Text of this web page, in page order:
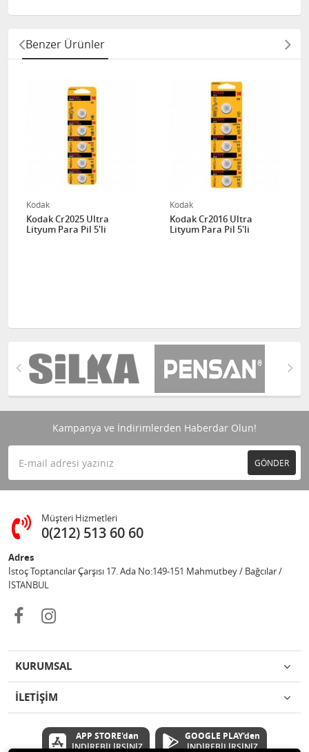
Benzer Ürünler
Kodak
Kodak Cr2025 Ultra
Lityum Para Pil 5'li
Kodak
Kodak Cr2016 Ultra
Lityum Para Pil 5'li
Kampanya ve İndirimlerden Haberdar Olun!
GÖNDER
Müşteri Hizmetleri
0(212) 513 60 60
Adres
İstoç Toptancılar Çarşısı 17. Ada No:149-151 Mahmutbey / Bağcılar /
İSTANBUL
KURUMSAL
İLETİŞİM
APP STORE'dan
İNDİREBİLİRSİNİZ
GOOGLE PLAY'den
İNDİREBİLİRSİNİZ